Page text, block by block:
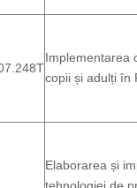
Implementarea
copii și adulți în
Elaborarea și